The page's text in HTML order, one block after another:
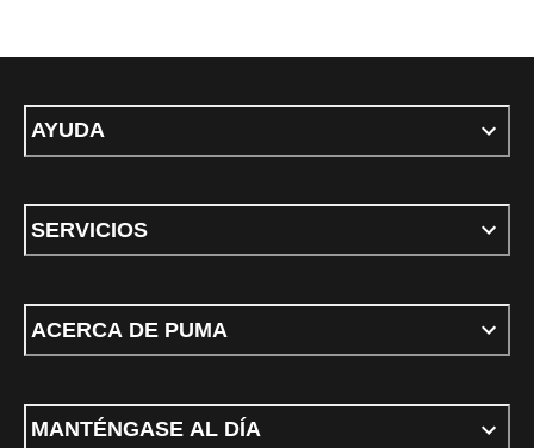
AYUDA
SERVICIOS
ACERCA DE PUMA
MANTÉNGASE AL DÍA